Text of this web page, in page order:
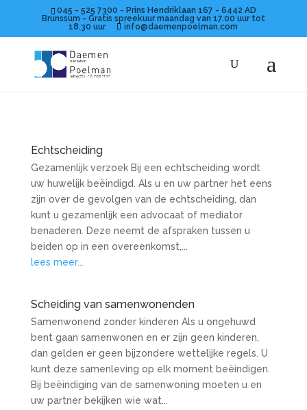
045 - 525 7300 - Prins Hendriklaan 167 - 6442 AD
Brunssum - Gratis spreekuur maandag van 17.00 uur tot
18.30 uur
info@daemenpoelman.com
Echtscheiding
Gezamenlijk verzoek Bij een echtscheiding wordt
uw huwelijk beëindigd. Als u en uw partner het eens
zijn over de gevolgen van de echtscheiding, dan
kunt u gezamenlijk een advocaat of mediator
benaderen. Deze neemt de afspraken tussen u
beiden op in een overeenkomst,...
lees meer...
Scheiding van samenwonenden
Samenwonend zonder kinderen Als u ongehuwd
bent gaan samenwonen en er zijn geen kinderen,
dan gelden er geen bijzondere wettelijke regels. U
kunt deze samenleving op elk moment beëindigen.
Bij beëindiging van de samenwoning moeten u en
uw partner bekijken wie wat...